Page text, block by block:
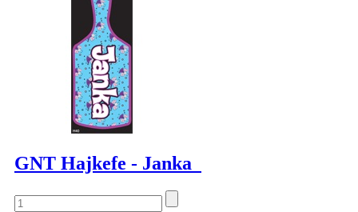
GNT Hajkefe - Janka